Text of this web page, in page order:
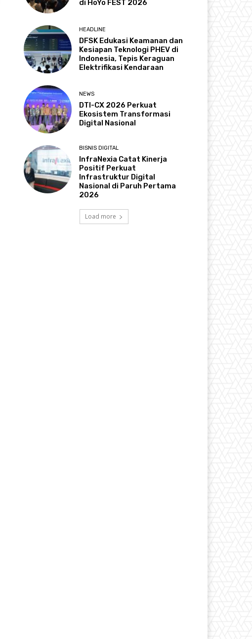
di HoYo FEST 2026
HEADLINE
DFSK Edukasi Keamanan dan
Kesiapan Teknologi PHEV di
Indonesia, Tepis Keraguan
Elektrifikasi Kendaraan
NEWS
DTI-CX 2026 Perkuat
Ekosistem Transformasi
Digital Nasional
BISNIS DIGITAL
InfraNexia Catat Kinerja
Positif Perkuat
Infrastruktur Digital
Nasional di Paruh Pertama
2026
Load more